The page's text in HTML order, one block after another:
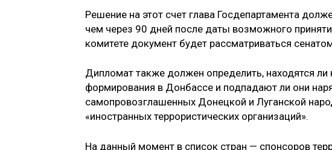
Решение на этот счет глава Госдепартамента
чем через 90 дней после даты возможного
комитете документ будет рассматриваться
Дипломат также должен определить, находятся
формирования в Донбассе и подпадают ли они
самопровозглашенных Донецкой и Луганской
«иностранных террористических организаций».
На данный момент в список стран — спонсоров